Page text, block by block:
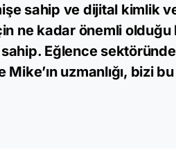
sahip ve dijital kimlik
ne kadar önemli olduğu
Eğlence
Mike’ın uzmanlığı, bizi